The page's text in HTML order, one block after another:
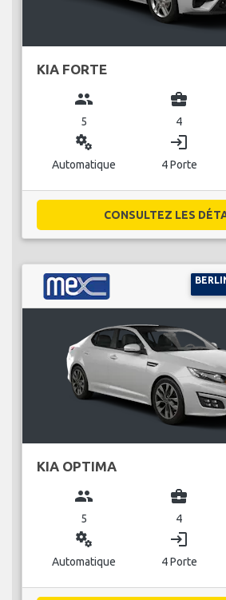
KIA FORTE
group
5
business_center
4
miscellaneous_services
Automatique
login
4 Porte
CONSULTEZ LES
KIA OPTIMA
group
5
business_center
4
miscellaneous_services
Automatique
login
4 Porte